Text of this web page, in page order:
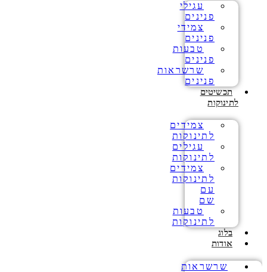
עגילי
פנינים
צמידי
פנינים
טבעות
פנינים
שרשראות
פנינים
תכשיטים
לתינוקות
צמידים
לתינוקות
עגילים
לתינוקות
צמידים
לתינוקות
עם
שם
טבעות
לתינוקות
בלוג
אודות
שרשראות